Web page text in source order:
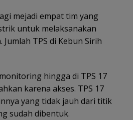
mejadi empat tim yang
untuk melaksanakan
TPS di Kebun Sirih
hingga di TPS 17
karena akses. TPS 17
yang tidak jauh dari titik
sudah dibentuk.